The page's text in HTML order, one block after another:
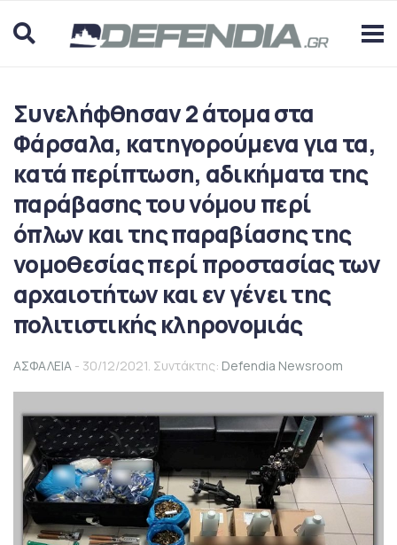
Συνελήφθησαν 2 άτομα στα
Φάρσαλα, κατηγορούμενα για τα,
κατά περίπτωση, αδικήματα της
παράβασης του νόμου περί
όπλων και της παραβίασης της
νομοθεσίας περί προστασίας των
αρχαιοτήτων και εν γένει της
πολιτιστικής κληρονομιάς
ΑΣΦΑΛΕΙΑ - 30/12/2021. Συντάκτης: Defendia Newsroom